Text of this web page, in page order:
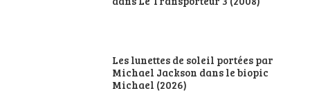
Les lunettes de soleil portées par
Michael Jackson dans le biopic
Michael (2026)